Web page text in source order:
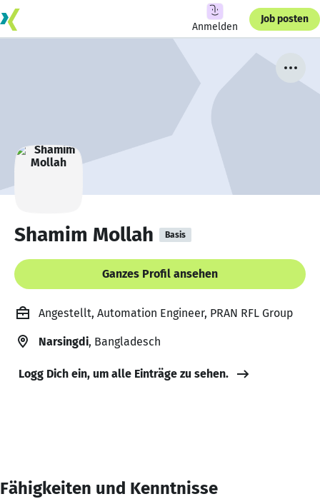
Anmelden
Job posten
Shamim Mollah Basis
Ganzes Profil ansehen
Angestellt, Automation Engineer, PRAN RFL Group
Narsingdi, Bangladesch
Logg Dich ein, um alle Einträge zu sehen.
Fähigkeiten und Kenntnisse